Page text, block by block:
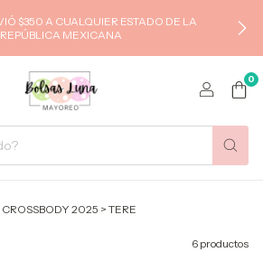
$350 A CUALQUIER ESTADO DE LA
REPÚBLICA MEXICANA
0
CROSSBODY 2025 > TERE
6 productos